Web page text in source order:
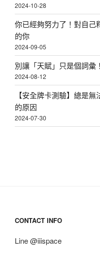
2024-10-28
你已經夠努力了！對自己
的你
2024-09-05
別讓「天賦」只是個詞彙
2024-08-12
【安全牌卡測驗】總是
的原因
2024-07-30
CONTACT INFO
Line @iiispace